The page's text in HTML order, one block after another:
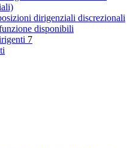
dirigenziali discrezionali
disponibili
7